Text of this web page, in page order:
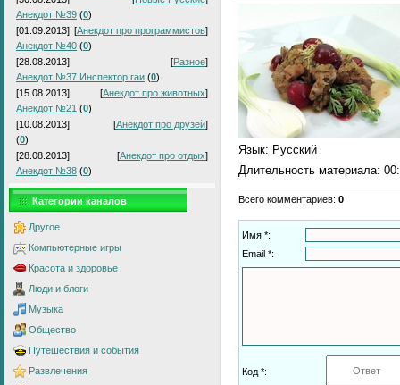
Анекдот №39 (0)
[01.09.2013] [Анекдот про программистов]
Анекдот №40 (0)
[28.08.2013]
[Разное]
Анекдот №37 Инспектор гаи (0)
[15.08.2013]
[Анекдот про животных]
Анекдот №21 (0)
[10.08.2013]
[Анекдот про друзей]
(0)
[28.08.2013]
[Анекдот про отдых]
Анекдот №38 (0)
Категории каналов
Другое
Компьютерные игры
Красота и здоровье
Люди и блоги
Музыка
Общество
Путешествия и события
Развлечения
Язык: Русский
Длительность материала:
Всего комментариев: 0
Имя *:
Email *:
Код *: